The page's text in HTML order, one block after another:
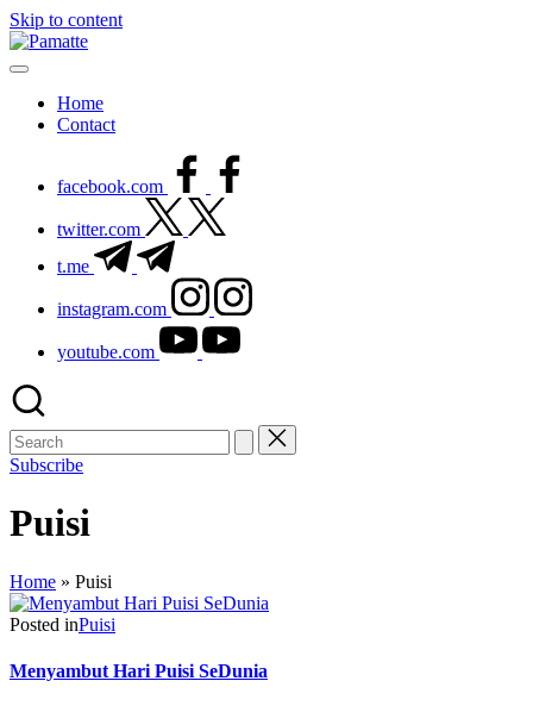
Skip to content
Home
Contact
facebook.com
twitter.com
t.me
instagram.com
youtube.com
Subscribe
Puisi
Home » Puisi
Posted inPuisi
Menyambut Hari Puisi SeDunia